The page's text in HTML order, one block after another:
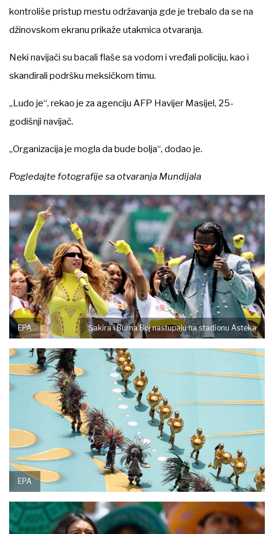
kontroliše pristup mestu održavanja gde je trebalo da se na
džinovskom ekranu prikaže utakmica otvaranja.
Neki navijači su bacali flaše sa vodom i vređali policiju, kao i
skandirali podršku meksičkom timu.
„Ludo je“, rekao je za agenciju AFP Havijer Masijel, 25-
godišnji navijač.
„Organizacija je mogla da bude bolja“, dodao je.
Pogledajte fotografije sa otvaranja Mundijala
EPA Šakira i Burna Boj nastupaju na stadionu Asteka
EPA